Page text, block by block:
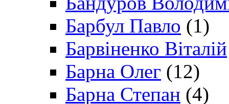
Барбул Павло (1)
Барвіненко Віталій
Барна Олег (12)
Барна Степан (4)